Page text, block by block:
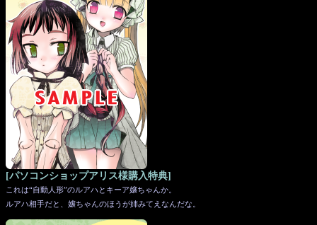
[パソコンショップアリス様購入特典]
これは“自動人形”のルアハとキーア嬢ちゃんか。
ルアハ相手だと、嬢ちゃんのほうが姉みてえなんだな。